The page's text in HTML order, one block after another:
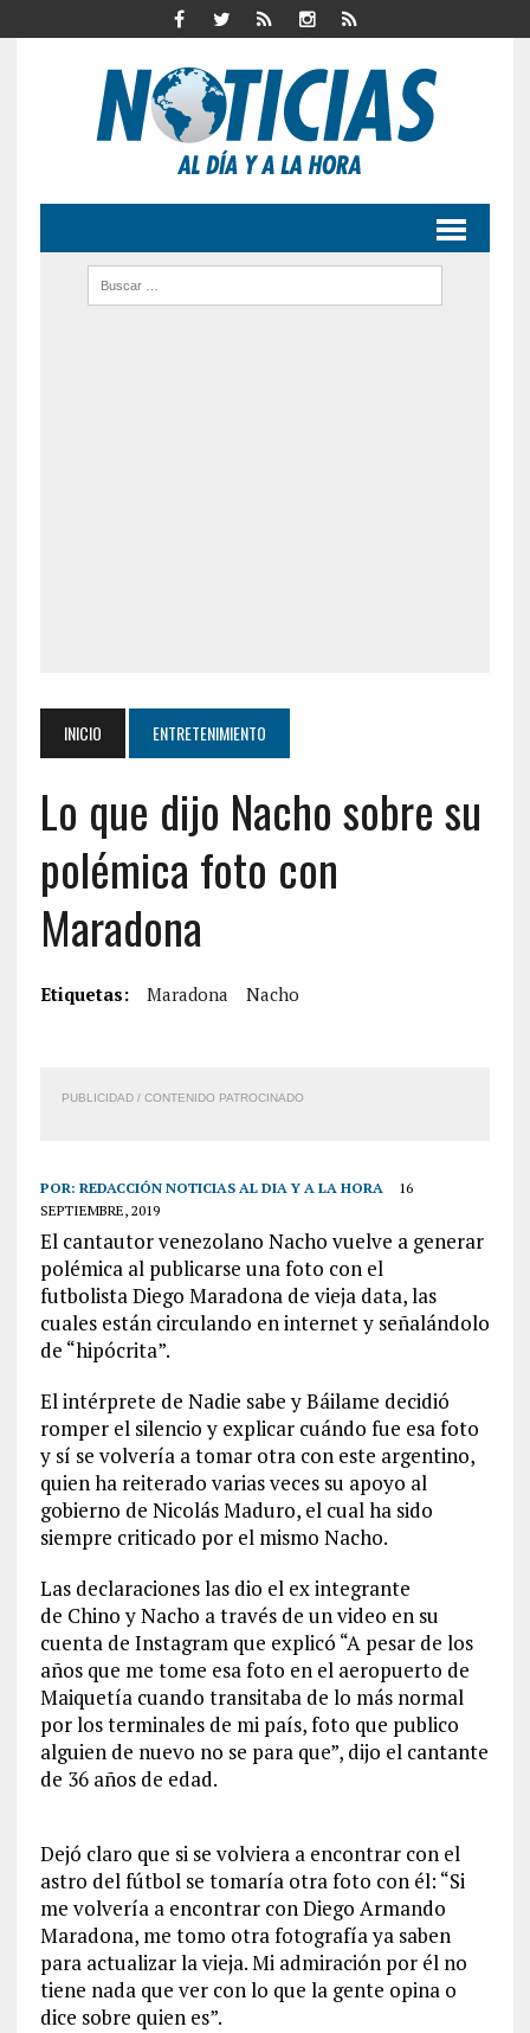
INICIO ENTRETENIMIENTO
Lo que dijo Nacho sobre su
polémica foto con
Maradona
Etiquetas: Maradona Nacho
PUBLICIDAD / CONTENIDO PATROCINADO
POR: REDACCIÓN NOTICIAS AL DIA Y A LA HORA
16
SEPTIEMBRE, 2019
El cantautor venezolano Nacho vuelve a generar
polémica al publicarse una foto con el
futbolista Diego Maradona de vieja data, las
cuales están circulando en internet y señalándolo
de “hipócrita”.
El intérprete de Nadie sabe y Báilame decidió
romper el silencio y explicar cuándo fue esa foto
y sí se volvería a tomar otra con este argentino,
quien ha reiterado varias veces su apoyo al
gobierno de Nicolás Maduro, el cual ha sido
siempre criticado por el mismo Nacho.
Las declaraciones las dio el ex integrante
de Chino y Nacho a través de un video en su
cuenta de Instagram que explicó “A pesar de los
años que me tome esa foto en el aeropuerto de
Maiquetía cuando transitaba de lo más normal
por los terminales de mi país, foto que publico
alguien de nuevo no se para que”, dijo el cantante
de 36 años de edad.
Dejó claro que si se volviera a encontrar con el
astro del fútbol se tomaría otra foto con él: “Si
me volvería a encontrar con Diego Armando
Maradona, me tomo otra fotografía ya saben
para actualizar la vieja. Mi admiración por él no
tiene nada que ver con lo que la gente opina o
dice sobre quien es”.